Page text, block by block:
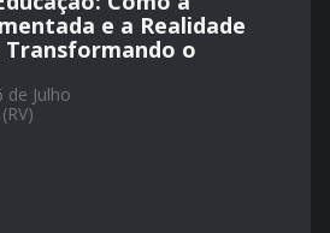
e a Realidade
o
de Julho